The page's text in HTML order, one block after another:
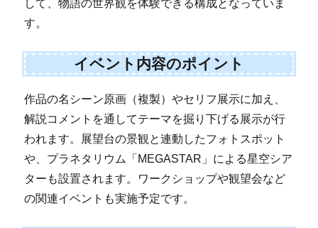
して、物語の世界観を体験できる構成となっていま
す。
イベント内容のポイント
作品の名シーン原画（複製）やセリフ展示に加え、
解説コメントを通してテーマを掘り下げる展示が行
われます。展望台の景観と連動したフォトスポット
や、プラネタリウム「MEGASTAR」による星空シア
ターも設置されます。ワークショップや観望会など
の関連イベントも実施予定です。